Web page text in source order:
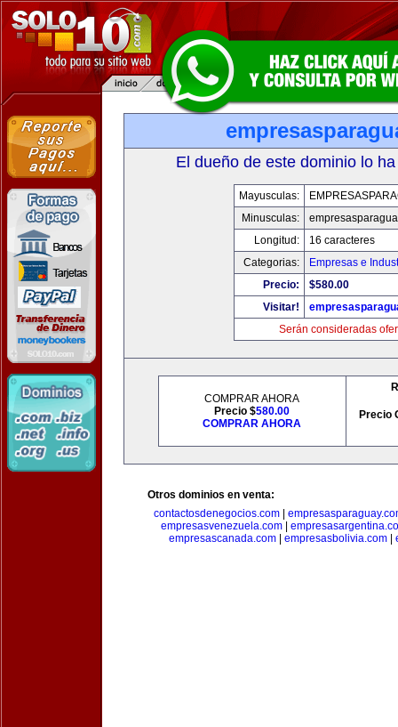
El dueño de este dominio lo
Mayusculas:
Minusculas:
Longitud:
16 caracteres
Categorias:
Empresas e
Precio:
$580.00
Visitar!
Serán consideradas
COMPRAR AHORA
Precio $580.00
COMPRAR AHORA
Precio
Otros dominios en venta:
contactosdenegocios.com
empresasvenezuela.com|
empresascanada.com| empresasbolivia.com|